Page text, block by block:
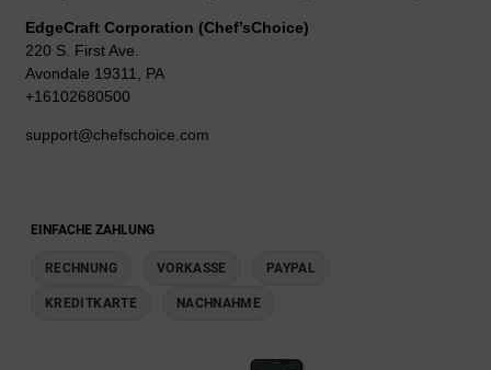
EdgeCraft Corporation (Chef’sChoice)
220 S. First Ave.
Avondale 19311, PA
+16102680500
support@chefschoice.com
EINFACHE ZAHLUNG
RECHNUNG VORKASSE PAYPAL
KREDITKARTE NACHNAHME